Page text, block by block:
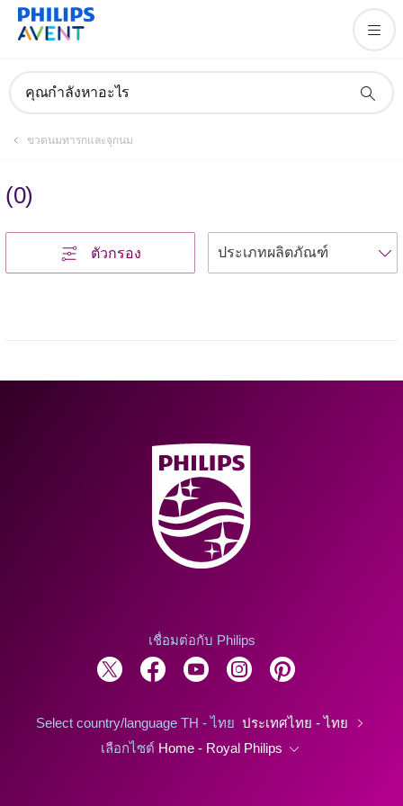
คุณกำลังหาอะไร
ขวดนมทารกและจุกนม
(0)
ตัวกรอง
เชื่อมต่อกับ Philips
Select country/language TH - ไทย ประเทศไทย - ไทย
เลือกไซต์ Home - Royal Philips